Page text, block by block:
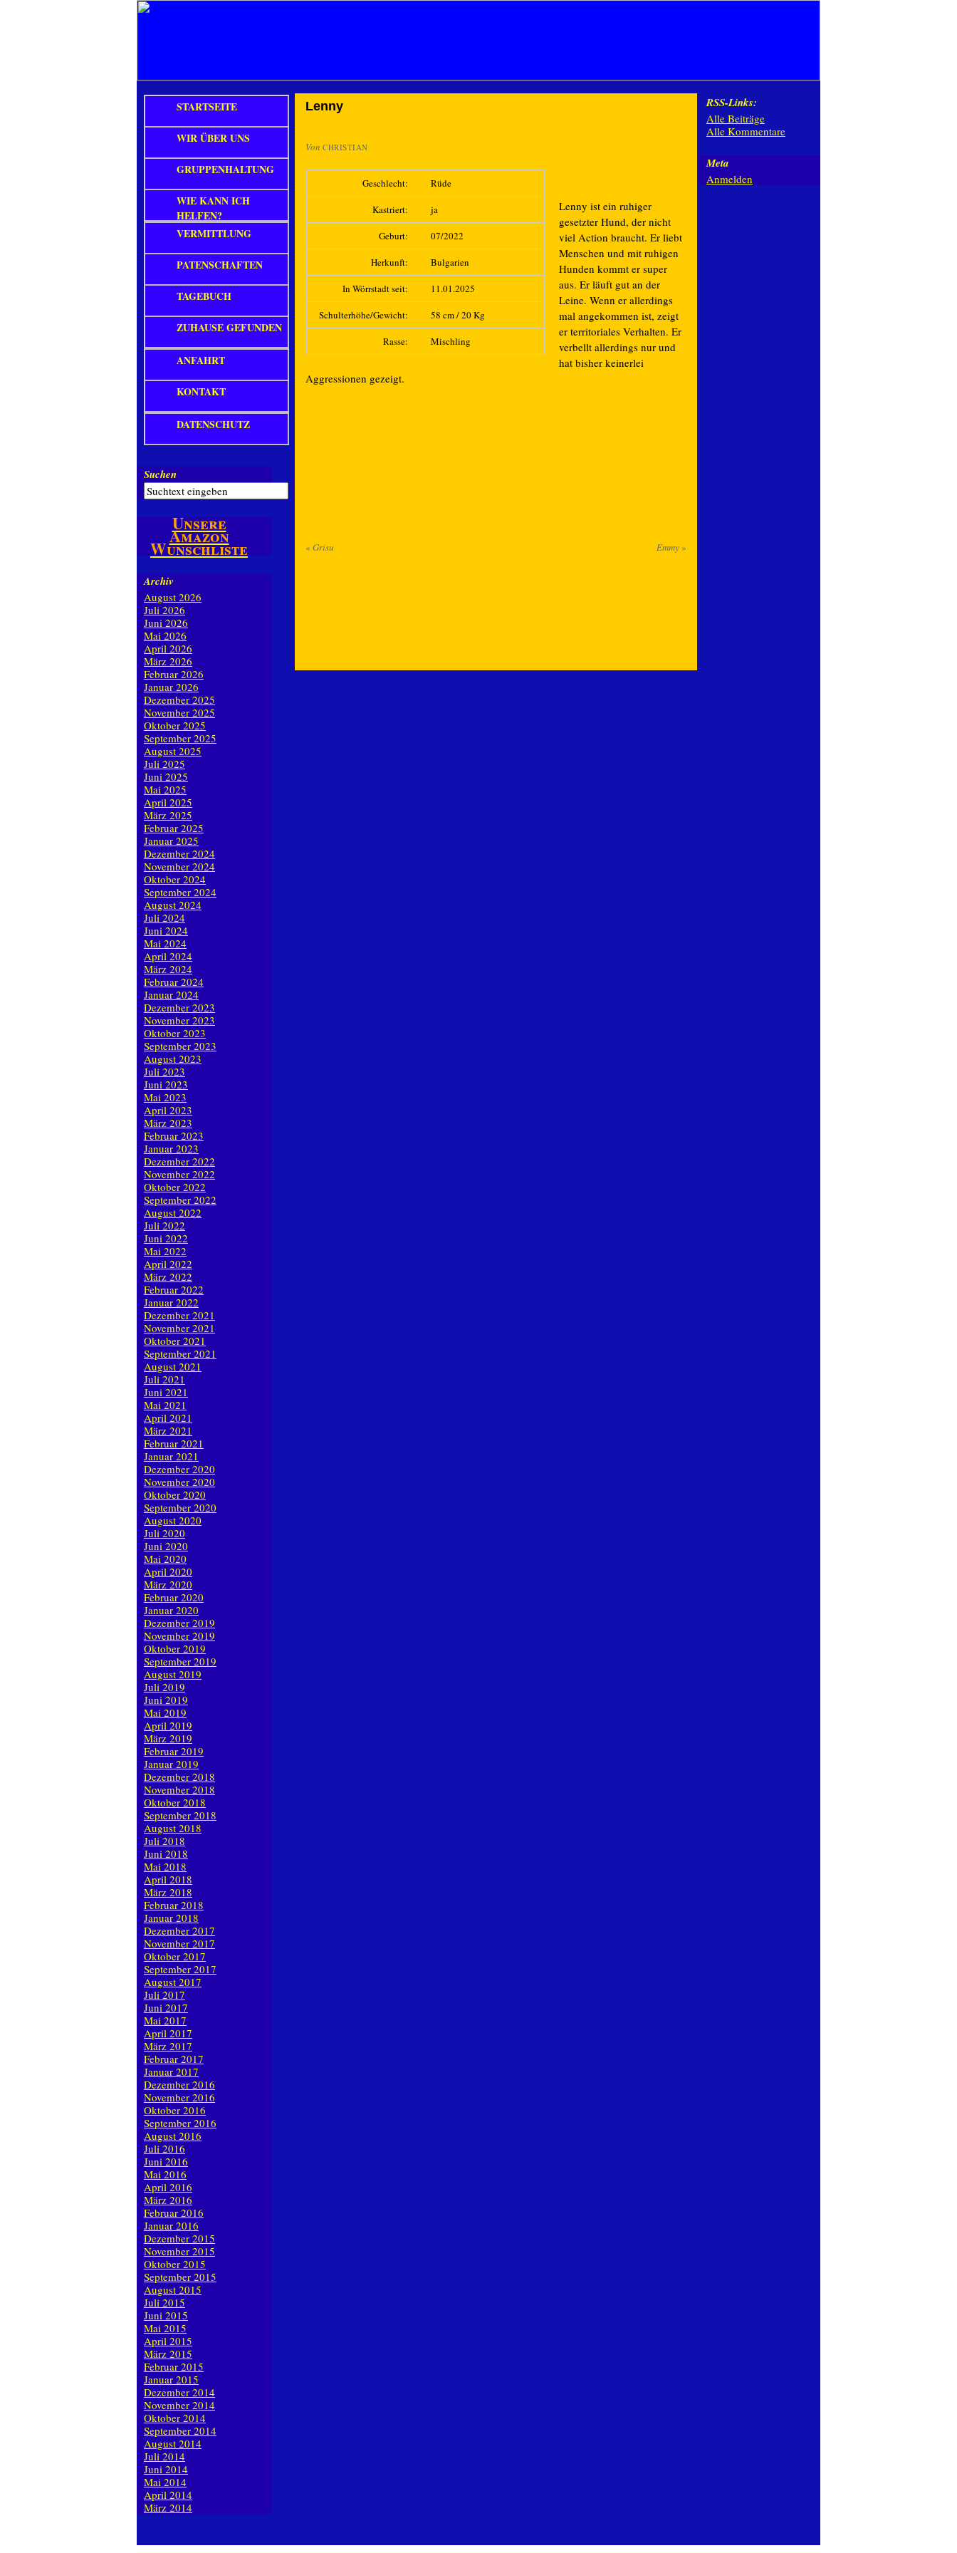
Lenny
Von CHRISTIAN
Geschlecht: Rüde
Kastriert: ja
Geburt: 07/2022
Herkunft: Bulgarien
In Wörrstadt seit: 11.01.2025
Schulterhöhe/Gewicht: 58 cm / 20 Kg
Rasse: Mischling
Lenny ist ein ruhiger
gesetzter Hund, der nicht
viel Action braucht. Er liebt
Menschen und mit ruhigen
Hunden kommt er super
aus. Er läuft gut an der
Leine. Wenn er allerdings
mal angekommen ist, zeigt
er territoriales Verhalten. Er
verbellt allerdings nur und
hat bisher keinerlei
Aggressionen gezeigt.
« Grisu Emmy»
STARTSEITE
WIR ÜBER UNS
GRUPPENHALTUNG
WIE KANN ICH
HELFEN?
VERMITTLUNG
PATENSCHAFTEN
TAGEBUCH
ZUHAUSE GEFUNDEN
ANFAHRT
KONTAKT
DATENSCHUTZ
Suchen
Unsere
Amazon
Wunschliste
Archiv
August 2026
Juli 2026
Juni 2026
Mai 2026
April 2026
März 2026
Februar 2026
Januar 2026
Dezember 2025
November 2025
Oktober 2025
September 2025
August 2025
Juli 2025
Juni 2025
Mai 2025
April 2025
März 2025
Februar 2025
Januar 2025
Dezember 2024
November 2024
Oktober 2024
September 2024
August 2024
Juli 2024
Juni 2024
Mai 2024
April 2024
März 2024
Februar 2024
Januar 2024
Dezember 2023
November 2023
Oktober 2023
September 2023
August 2023
Juli 2023
Juni 2023
Mai 2023
April 2023
März 2023
Februar 2023
Januar 2023
Dezember 2022
November 2022
Oktober 2022
September 2022
August 2022
Juli 2022
Juni 2022
Mai 2022
April 2022
März 2022
Februar 2022
Januar 2022
Dezember 2021
November 2021
Oktober 2021
September 2021
August 2021
Juli 2021
Juni 2021
Mai 2021
April 2021
März 2021
Februar 2021
Januar 2021
Dezember 2020
November 2020
Oktober 2020
September 2020
August 2020
Juli 2020
Juni 2020
Mai 2020
April 2020
März 2020
Februar 2020
Januar 2020
Dezember 2019
November 2019
Oktober 2019
September 2019
August 2019
Juli 2019
Juni 2019
Mai 2019
April 2019
März 2019
Februar 2019
Januar 2019
Dezember 2018
November 2018
Oktober 2018
September 2018
August 2018
Juli 2018
Juni 2018
Mai 2018
April 2018
März 2018
Februar 2018
Januar 2018
Dezember 2017
November 2017
Oktober 2017
September 2017
August 2017
Juli 2017
Juni 2017
Mai 2017
April 2017
März 2017
Februar 2017
Januar 2017
Dezember 2016
November 2016
Oktober 2016
September 2016
August 2016
Juli 2016
Juni 2016
Mai 2016
April 2016
März 2016
Februar 2016
Januar 2016
Dezember 2015
November 2015
Oktober 2015
September 2015
August 2015
Juli 2015
Juni 2015
Mai 2015
April 2015
März 2015
Februar 2015
Januar 2015
Dezember 2014
November 2014
Oktober 2014
September 2014
August 2014
Juli 2014
Juni 2014
Mai 2014
April 2014
März 2014
RSS-Links:
Alle Beiträge
Alle Kommentare
Meta
Anmelden